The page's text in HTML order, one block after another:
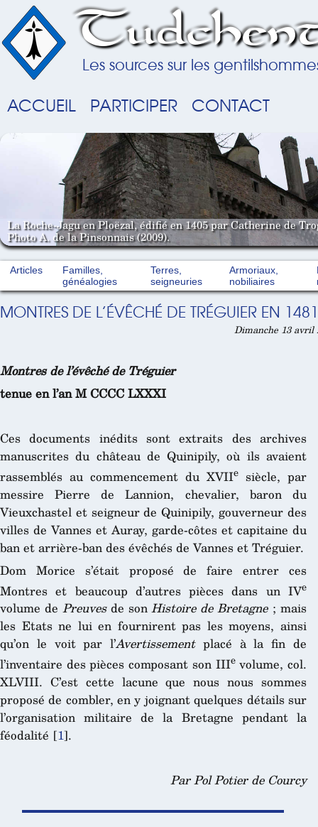
Les sources sur les
ACCUEIL PARTICIPER CONTACT
La Roche-Jagu en Ploëzal, édifié en 1405 par Catherine de
Photo A. de la Pinsonnais (2009).
Articles
Familles,
généalogies
Terres,
seigneuries
Armoriaux,
nobiliaires
MONTRES DE L’ÉVÊCHÉ DE TRÉGUIER EN 1481
Dimanche 13
Montres de l’évêché de Tréguier
tenue en l’an M CCCC LXXXI
Ces documents inédits sont extraits des archives
manuscrites du château de Quinipily, où ils avaient
rassemblés au commencement du XVIIesiècle, par
messire Pierre de Lannion, chevalier, baron du
Vieuxchastel et seigneur de Quinipily, gouverneur des
villes de Vannes et Auray, garde-côtes et capitaine du
ban et arrière-ban des évêchés de Vannes et Tréguier.
Dom Morice s’était proposé de faire entrer ces
Montres et beaucoup d’autres pièces dans un IVe
volume de Preuvesde sonHistoire de Bretagne; mais
les Etats ne lui en fournirent pas les moyens, ainsi
qu’on le voit par l’Avertissementplacé à la fin de
l’inventaire des pièces composant son IIIevolume, col.
XLVIII. C’est cette lacune que nous nous sommes
proposé de combler, en y joignant quelques détails sur
l’organisation militaire de la Bretagne pendant la
féodalité [1].
Par Pol Potier de Courcy